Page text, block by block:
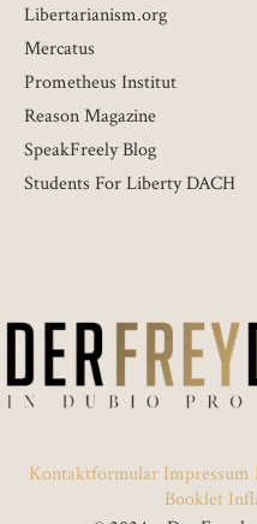
Libertarianism.org
Mercatus
Prometheus Institut
Reason Magazine
SpeakFreely Blog
Students For Liberty DACH
Kontaktformular Impressum
Booklet